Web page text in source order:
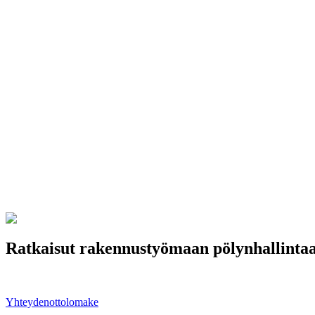
Ratkaisut rakennustyömaan
Yhteydenottolomake